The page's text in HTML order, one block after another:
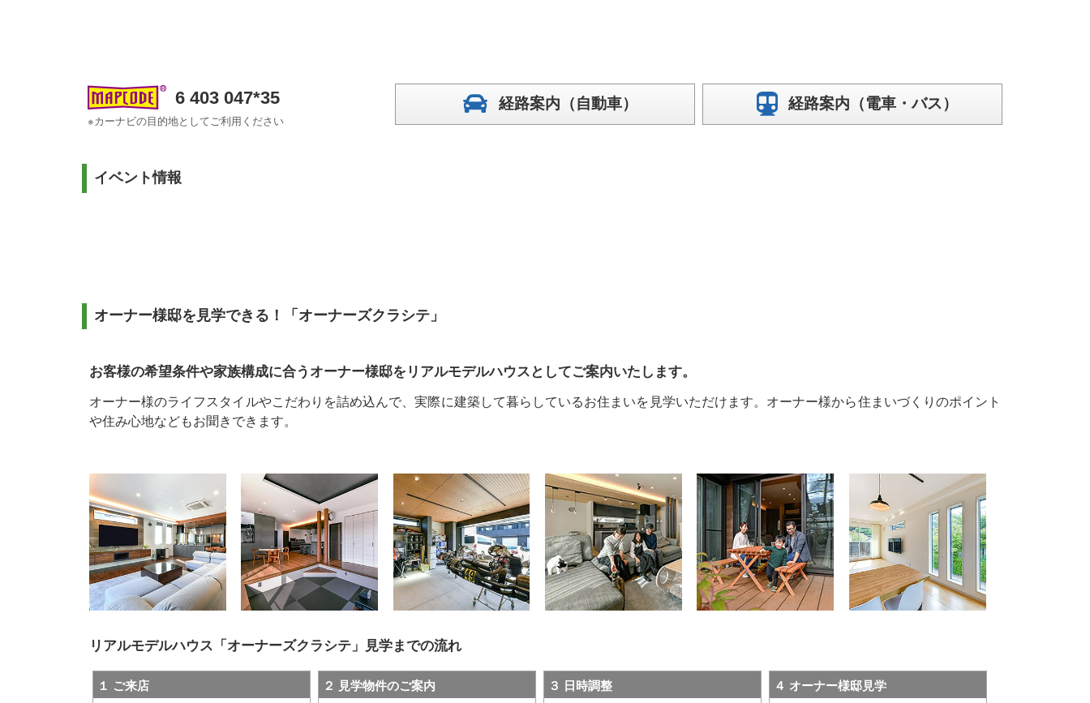
6 403 047*35
※カーナビの目的地としてご利用ください
経路案内（自動車） 経路案内（電車・バス）
イベント情報
オーナー様邸を見学できる！ 「オーナーズクラシテ」
お客様の希望条件や家族構成に合うオーナー様邸をリアルモデルハウスとしてご案内いたします。
オーナー様のライフスタイルやこだわりを詰め込んで、実際に建築して暮らしているお住まいを見学いただけます。オーナー様から住まいづくりのポイント
や住み心地などもお聞きできます。
リアルモデルハウス「オーナーズクラシテ」 見学までの流れ
１ ご来店 ２ 見学物件のご案内 ３ 日時調整 ４ オーナー様邸見学